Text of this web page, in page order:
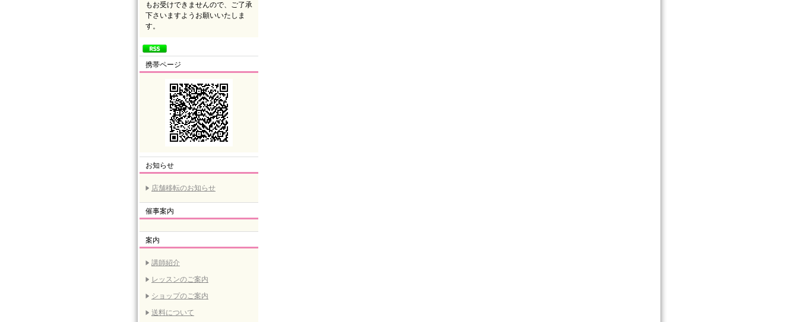
もお受けできませんので、ご了承
下さいますようお願いいたしま
す。
携帯ページ
お知らせ
店舗移転のお知らせ
催事案内
案内
講師紹介
レッスンのご案内
ショップのご案内
送料について